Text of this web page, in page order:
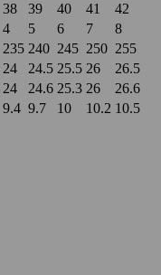
38 39 40 41
42
4 5 6 7
8
235 240 245 250 255
24 24.5 25.5 26
26.5
24 24.6 25.3 26
26.6
9.4 9.7 10 10.2 10.5